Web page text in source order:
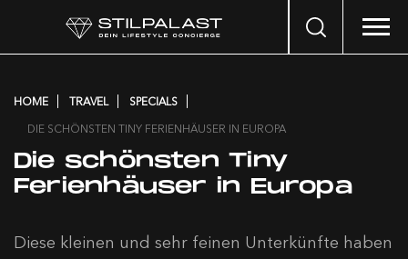
Search
HOME TRAVEL
SPECIALS
DIE SCHÖNSTEN TINY FERIENHÄUSER IN EUROPA
Die schönsten Tiny
Ferienhäuser in Europa
Diese kleinen und sehr feinen Unterkünfte haben